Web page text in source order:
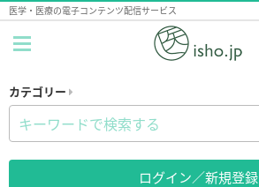
医学・医療の電子コンテンツ配信サービス
カテゴリー
ログイン／新規登録